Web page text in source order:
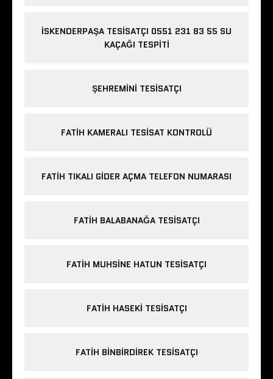
İSKENDERPAŞA TESISATÇI 0551 231 83 55 SU
KAÇAĞI TESPITI
ŞEHREMINI TESISATÇI
FATIH KAMERALI TESISAT KONTROLÜ
FATIH TIKALI GIDER AÇMA TELEFON NUMARASI
FATIH BALABANAĞA TESISATÇI
FATIH MUHSINE HATUN TESISATÇI
FATIH HASEKI TESISATÇI
FATIH BINBIRDIREK TESISATÇI